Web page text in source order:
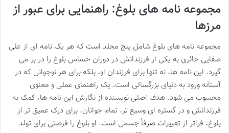
مجموعه نامه های بلوغ: راهنمایی برای عبور از
مرزها
مجموعه نامه های بلوغ شامل پنج مجلد است که هر یک نامه ای از علی
صفایی حائری به یکی از فرزندانش در دوران حساس بلوغ را در بر می
گیرد. این نامه ها، نه تنها برای فرزندان او، بلکه برای هر نوجوانی که در
آستانه ورود به دنیای بزرگسالی است، یک راهنمای عملی و معنوی
محسوب می شود. هدف اصلی نویسنده از نگارش این نامه ها، کمک به
فرزندانش و در گستره ای وسیع تر، تمام جوانان، برای درک عمیق تر از
بلوغ، فراتر از تغییرات صرفاً جسمی است. او بلوغ را فرصتی برای تولد